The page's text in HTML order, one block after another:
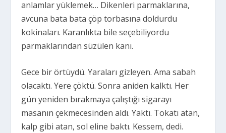
anlamlar yüklemek… Dikenleri parmaklarına,
avcuna bata bata çöp torbasına doldurdu
kokinaları. Karanlıkta bile seçebiliyordu
parmaklarından süzülen kanı.
Gece bir örtüydü. Yaraları gizleyen. Ama sabah
olacaktı. Yere çöktü. Sonra aniden kalktı. Her
gün yeniden bırakmaya çalıştığı sigarayı
masanın çekmecesinden aldı. Yaktı. Tokatı atan,
kalp gibi atan, sol eline baktı. Kessem, dedi.